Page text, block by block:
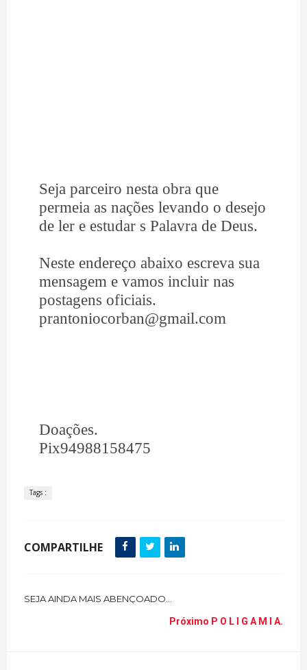
Seja parceiro nesta obra que
permeia as nações levando o desejo
de ler e estudar s Palavra de Deus.
Neste endereço abaixo escreva sua
mensagem e vamos incluir nas
postagens oficiais.
prantoniocorban@gmail.com
Doações.
Pix94988158475
Tags :
COMPARTILHE
SEJA AINDA MAIS ABENÇOADO...
Próximo P O L I G A M I A.